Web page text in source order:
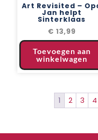
Art Revisited –
Jan helpt
Sinterklaas
€ 13,99
Toevoegen aan
winkelwagen
1 2 3 4